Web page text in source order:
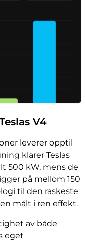
V4
leverer opptil
klarer Teslas
500 kW, mens de
på mellom 150
til den raskeste
målt i ren effekt.
av både
eget